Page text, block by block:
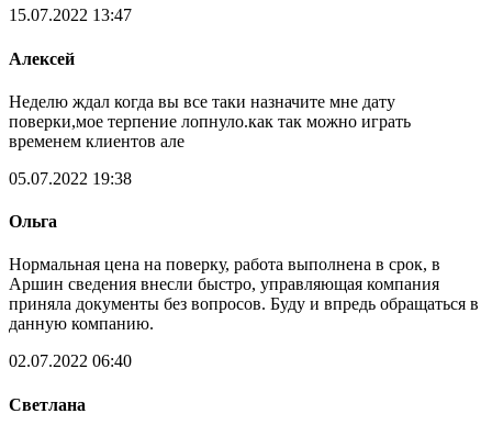
15.07.2022 13:47
Алексей
Неделю ждал когда вы все таки назначите мне дату
поверки,мое терпение лопнуло.как так можно играть
временем клиентов але
05.07.2022 19:38
Ольга
Нормальная цена на поверку, работа выполнена в срок, в
Аршин сведения внесли быстро, управляющая компания
приняла документы без вопросов. Буду и впредь обращаться в
данную компанию.
02.07.2022 06:40
Светлана